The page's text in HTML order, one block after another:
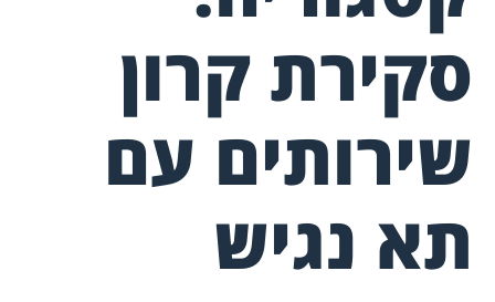
סקירת קרון
שירותים עם
תא נגיש